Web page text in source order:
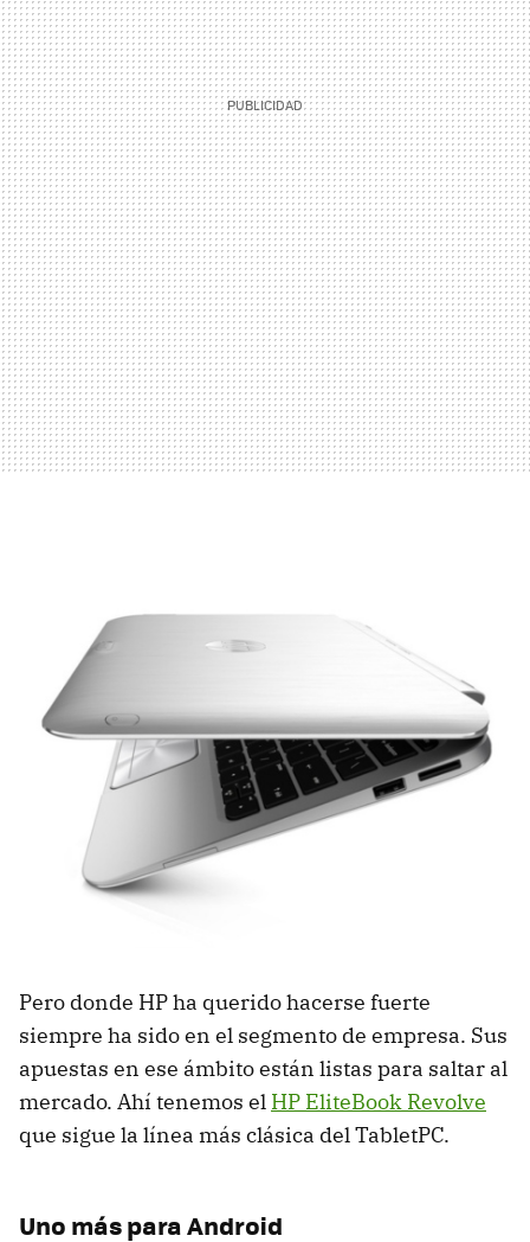
Pero donde HP ha querido hacerse fuerte
siempre ha sido en el segmento de empresa. Sus
apuestas en ese ámbito están listas para saltar al
mercado. Ahí tenemos el HP EliteBook Revolve
que sigue la línea más clásica del TabletPC.
Uno más para Android